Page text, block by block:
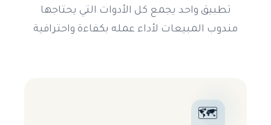
تطبيق واحد يجمع كل الأدوات التي يحتاجها
مندوب المبيعات لأداء عمله بكفاءة واحترافية
🗺️